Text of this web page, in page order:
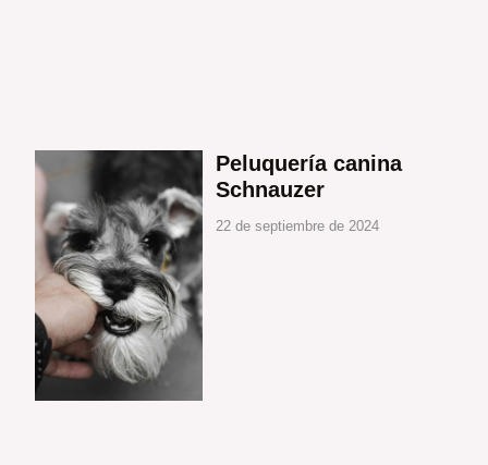
Peluquería canina
Schnauzer
22 de septiembre de 2024